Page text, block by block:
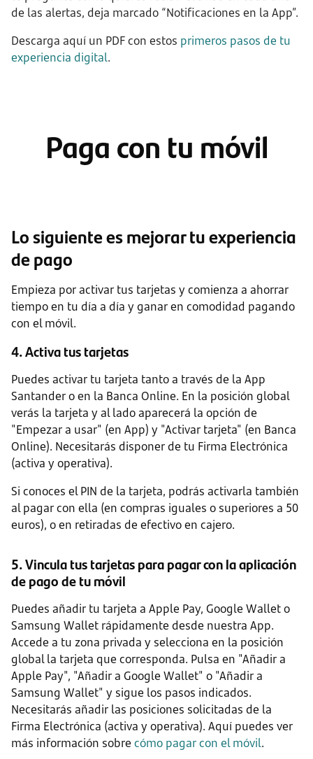
de las alertas, deja marcado “Notificaciones en la App”.
Descarga aquí un PDF con estos primeros pasos de tu
experiencia digital.
Paga con tu móvil
Lo siguiente es mejorar tu experiencia
de pago
Empieza por activar tus tarjetas y comienza a ahorrar
tiempo en tu día a día y ganar en comodidad pagando
con el móvil.
4. Activa tus tarjetas
Puedes activar tu tarjeta tanto a través de la App
Santander o en la Banca Online. En la posición global
verás la tarjeta y al lado aparecerá la opción de
"Empezar a usar" (en App) y "Activar tarjeta" (en Banca
Online). Necesitarás disponer de tu Firma Electrónica
(activa y operativa).
Si conoces el PIN de la tarjeta, podrás activarla también
al pagar con ella (en compras iguales o superiores a 50
euros), o en retiradas de efectivo en cajero.
5. Vincula tus tarjetas para pagar con la aplicación
de pago de tu móvil
Puedes añadir tu tarjeta a Apple Pay, Google Wallet o
Samsung Wallet rápidamente desde nuestra App.
Accede a tu zona privada y selecciona en la posición
global la tarjeta que corresponda. Pulsa en "Añadir a
Apple Pay", "Añadir a Google Wallet" o "Añadir a
Samsung Wallet" y sigue los pasos indicados.
Necesitarás añadir las posiciones solicitadas de la
Firma Electrónica (activa y operativa). Aquí puedes ver
más información sobre cómo pagar con el móvil.